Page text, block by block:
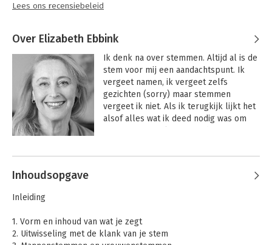
Lees ons recensiebeleid
Over Elizabeth Ebbink
Ik denk na over stemmen. Altijd al is de
stem voor mij een aandachtspunt. Ik
vergeet namen, ik vergeet zelfs
gezichten (sorry) maar stemmen
vergeet ik niet. Als ik terugkijk lijkt het
alsof alles wat ik deed nodig was om
conservatoriumtijd, mijn tijd als
De Nationale Opera en mijn twintig jaar
Dik twintig jaar geleden heb ik het vak
van stemtrainer zelf uitgevonden. Ik
merkte hoe veel daadwerkelijke
Andere boeken door Elizabeth
Ebbink
Inhoudsopgave
Inleiding
1. Vorm en inhoud van wat je zegt
2. Uitwisseling met de klank van je stem